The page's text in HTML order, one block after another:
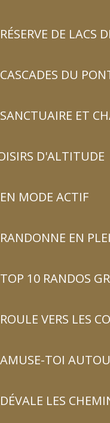
RÉSERVE DE LACS
CASCADES DU
SANCTUAIRE ET
D'ALTITUDE
EN MODE ACTIF
RANDONNE EN
TOP 10 RANDOS
ROULE VERS LES
AMUSE-TOI
DÉVALE LES
modifiés.
saison
scolaires.
Luz-Saint-Sauveur